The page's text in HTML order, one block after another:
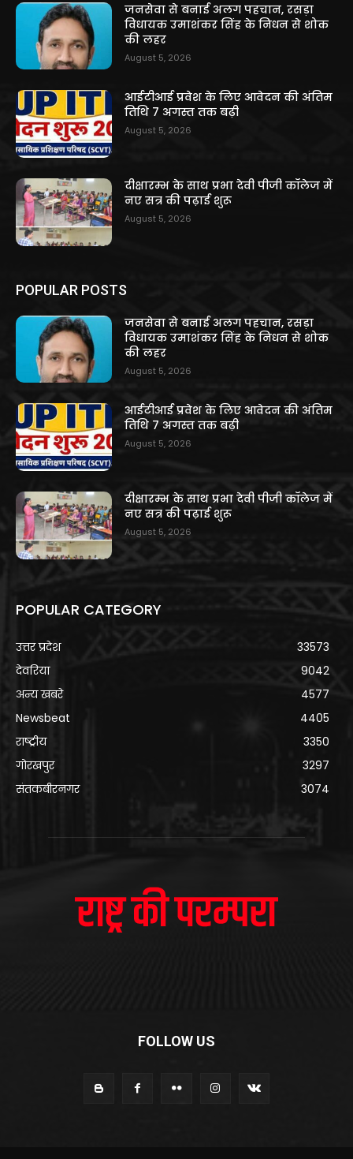
जनसेवा से बनाई अलग पहचान, रसड़ा
विधायक उमाशंकर सिंह के निधन से शोक
की लहर
August 5, 2026
आईटीआई प्रवेश के लिए आवेदन की अंतिम
तिथि 7 अगस्त तक बढ़ी
August 5, 2026
दीक्षारम्भ के साथ प्रभा देवी पीजी कॉलेज में
नए सत्र की पढ़ाई शुरू
August 5, 2026
POPULAR POSTS
जनसेवा से बनाई अलग पहचान, रसड़ा
विधायक उमाशंकर सिंह के निधन से शोक
की लहर
August 5, 2026
आईटीआई प्रवेश के लिए आवेदन की अंतिम
तिथि 7 अगस्त तक बढ़ी
August 5, 2026
दीक्षारम्भ के साथ प्रभा देवी पीजी कॉलेज में
नए सत्र की पढ़ाई शुरू
August 5, 2026
POPULAR CATEGORY
उत्तर प्रदेश
33573
देवरिया
9042
अन्य खबरे
4577
Newsbeat
4405
राष्ट्रीय
3350
गोरखपुर
3297
संतकबीरनगर
3074
FOLLOW US